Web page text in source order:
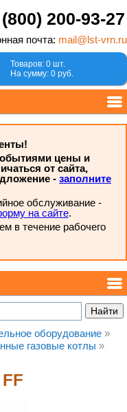
200-93-27
почта: mail@lst-vrn.ru
Товаров: 0 шт.
На сумму: 0 руб.
цены и
от сайта,
- заполните
обслуживание -
на сайте.
в течение рабочего
оборудование »
газовые котлы »